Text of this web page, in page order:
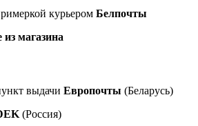
курьером Белпочты
магазина
выдачи Европочты (Беларусь)
(Россия)